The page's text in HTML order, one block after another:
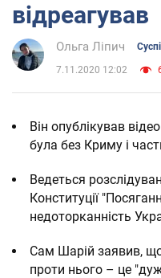
відреагував
Ольга Ліпич
7.11.2020 12:02
Він опублікував
була без Криму і
Ведеться
Конституції
недоторканність
Сам Шарій заявив,
проти нього – це